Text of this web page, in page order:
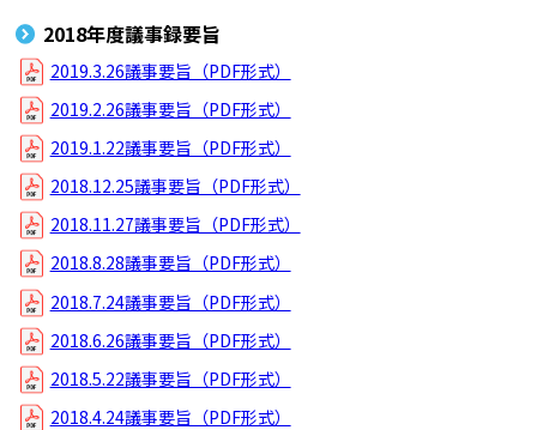
2018年度議事録要旨
2019.3.26議事要旨（PDF形式）
2019.2.26議事要旨（PDF形式）
2019.1.22議事要旨（PDF形式）
2018.12.25議事要旨（PDF形式）
2018.11.27議事要旨（PDF形式）
2018.8.28議事要旨（PDF形式）
2018.7.24議事要旨（PDF形式）
2018.6.26議事要旨（PDF形式）
2018.5.22議事要旨（PDF形式）
2018.4.24議事要旨（PDF形式）